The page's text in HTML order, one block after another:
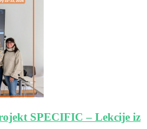
SPECIFIC – Lekcije iz